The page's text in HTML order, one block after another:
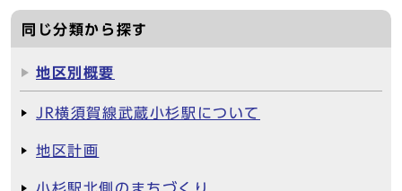
同じ分類から探す
地区別概要
JR横須賀線武蔵小杉駅について
地区計画